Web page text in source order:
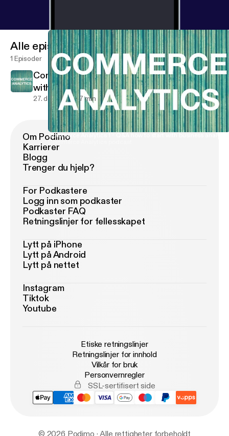
Commerce Analytics 1 - Q&A how to start with business
Commerce Analytics podcast
Alle episoder
1 Episoder
Commerce Analytics 1 - Q&A how to start
with business analytics
27. des. 2017 7 min
Om Podimo
Karrierer
Blogg
Trenger du hjelp?
For Podkastere
Logg inn som podkaster
Podkaster FAQ
Retningslinjer for fellesskapet
Lytt på iPhone
Lytt på Android
Lytt på nettet
Instagram
Tiktok
Youtube
Etiske retningslinjer
Retningslinjer for innhold
Vilkår for bruk
Personvernregler
SSL-sertifisert side
© 2026 Podimo · Alle rettigheter forbeholdt